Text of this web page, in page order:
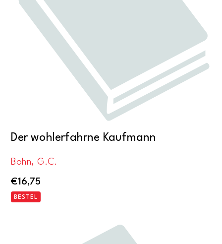
Der wohlerfahrne Kaufmann
Bohn, G.C.
€16,75
BESTEL